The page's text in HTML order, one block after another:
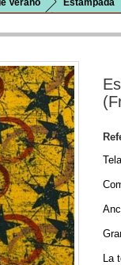
Verano Estampada
La